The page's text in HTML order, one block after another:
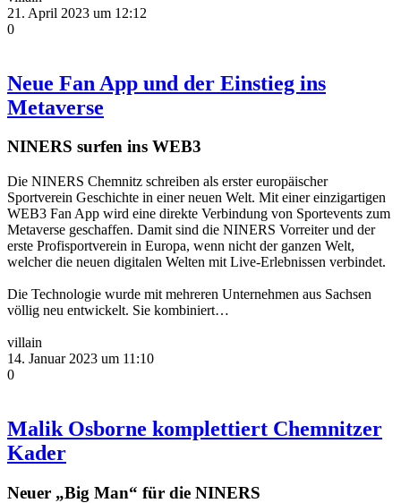
21. April 2023 um 12:12
0
Neue Fan App und der Einstieg ins
Metaverse
NINERS surfen ins WEB3
Die NINERS Chemnitz schreiben als erster europäischer
Sportverein Geschichte in einer neuen Welt. Mit einer einzigartigen
WEB3 Fan App wird eine direkte Verbindung von Sportevents zum
Metaverse geschaffen. Damit sind die NINERS Vorreiter und der
erste Profisportverein in Europa, wenn nicht der ganzen Welt,
welcher die neuen digitalen Welten mit Live-Erlebnissen verbindet.
Die Technologie wurde mit mehreren Unternehmen aus Sachsen
völlig neu entwickelt. Sie kombiniert…
villain
14. Januar 2023 um 11:10
0
Malik Osborne komplettiert Chemnitzer
Kader
Neuer „Big Man“ für die NINERS